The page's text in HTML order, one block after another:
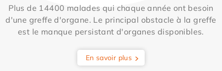
Plus de 14400 malades qui chaque année ont besoin
d'une greffe d'organe. Le principal obstacle à la greffe
est le manque persistant d'organes disponibles.
En savoir plus